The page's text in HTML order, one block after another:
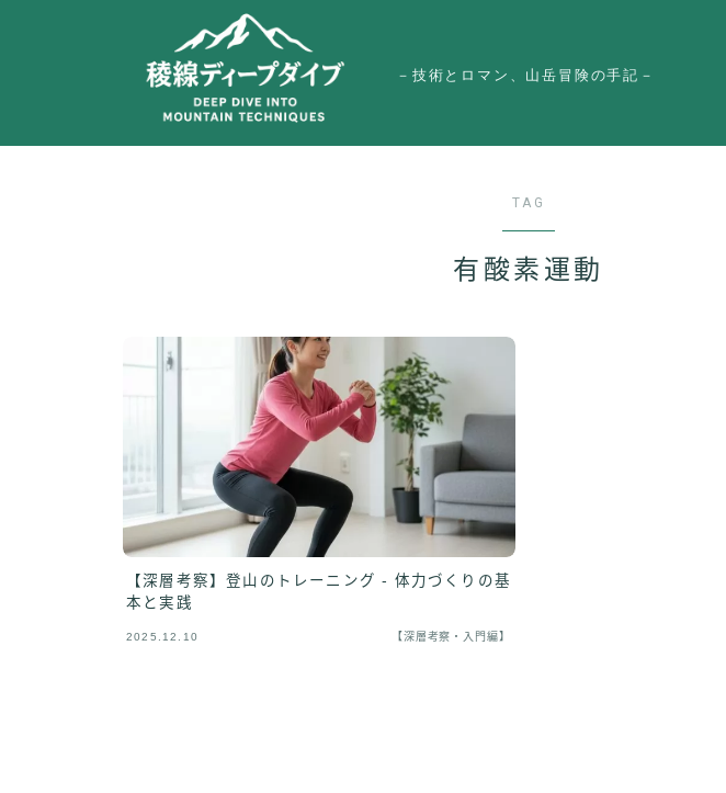
－技術とロマン、山岳冒険の手記－
TAG
有酸素運動
【深層考察】登山のトレーニング - 体力づくりの基
本と実践
2025.12.10 【深層考察・入門編】